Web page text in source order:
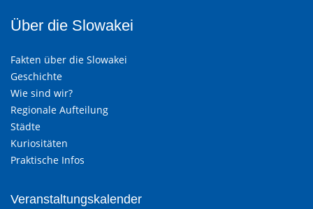
Über die Slowakei
Fakten über die Slowakei
Geschichte
Wie sind wir?
Regionale Aufteilung
Städte
Kuriositäten
Praktische Infos
Veranstaltungskalender